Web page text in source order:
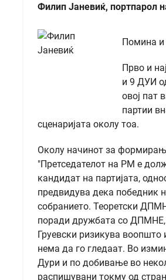
Филип Јаневиќ, портпарол
Помина и
Прво и
и 9 ДУИ
овој пат
партии
сценаријата околу тоа.
Околу начинот за
"Претседателот на РМ е
кандидат на партијата,
предвидува дека победник
собранието. Теоретски
поради дружбата со ДПМНЕ,
Груевски ризикува
нема да го гледаат. Во
Дури и по добивање во
распишувани токму од